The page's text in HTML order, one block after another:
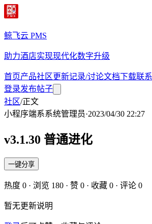
鲸飞云 PMS
助力酒店实现现代化数字升级
首页产品社区更新记录/讨论文档下载联
登录发布帖子
社区/正文
小程序端系系统管理员·2023/04/30 22:27
v3.1.30 普通进化
一键分享
热度 0 · 浏览 180 · 赞 0 · 收藏 0 · 评论 0
暂无更新说明